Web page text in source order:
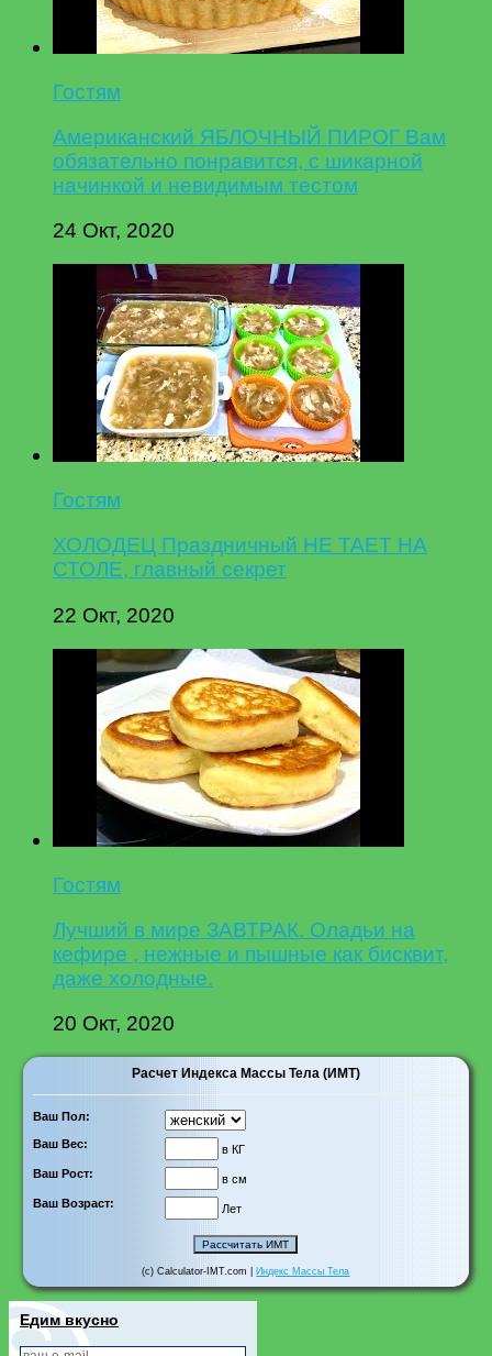
Гостям
Американский ЯБЛОЧНЫЙ ПИРОГ Вам
обязательно понравится, с шикарной
начинкой и невидимым тестом
24 Окт, 2020
Гостям
ХОЛОДЕЦ Праздничный НЕ ТАЕТ НА
СТОЛЕ, главный секрет
22 Окт, 2020
Гостям
Лучший в мире ЗАВТРАК. Оладьи на
кефире , нежные и пышные как бисквит,
даже холодные.
20 Окт, 2020
Расчет Индекса Массы Тела (ИМТ)
Ваш Пол:
Ваш Вес:
в КГ
Ваш Рост:
в см
Ваш Возраст:
Лет
(c) Calculator-IMT.com | Индекс Массы Тела
Едим вкусно